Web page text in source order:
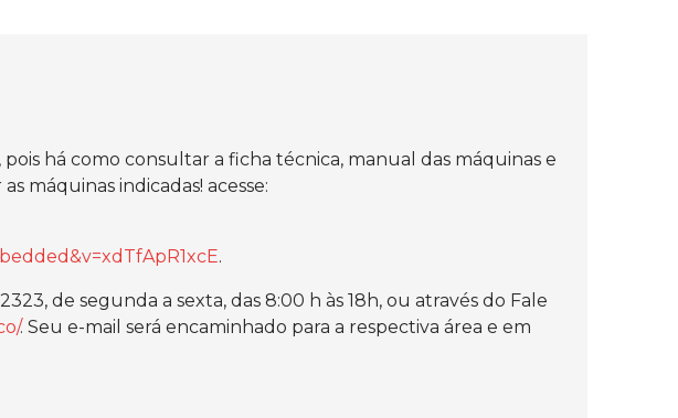
há como consultar a ficha técnica, manual das máquinas e
máquinas indicadas! acesse:
.
de segunda a sexta, das 8:00 h às 18h, ou através do Fale
. Seu e-mail será encaminhado para a respectiva área e em